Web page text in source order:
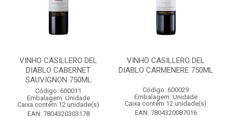
VINHO CASILLERO DEL
DIABLO CABERNET
SAUVIGNON 750ML
Código: 600011
Embalagem: Unidade
Caixa contém 12 unidade(s)
EAN: 7804320303178
VINHO CASILLERO DEL
DIABLO CARMENERE 750ML
Código: 600029
Embalagem: Unidade
Caixa contém 12 unidade(s)
EAN: 7804320087016